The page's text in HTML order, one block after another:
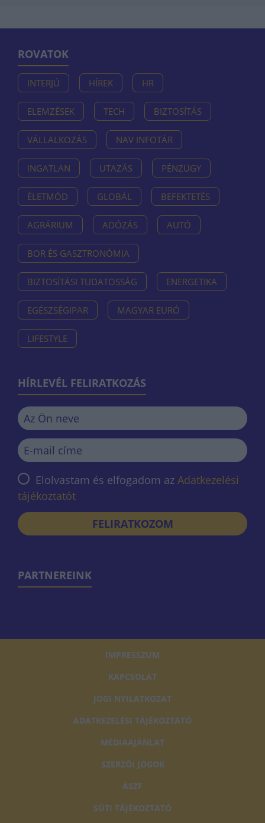
ROVATOK
INTERJÚ HÍREK HR
ELEMZÉSEK TECH BIZTOSÍTÁS
VÁLLALKOZÁS NAV INFOTÁR
INGATLAN UTAZÁS PÉNZÜGY
ÉLETMÓD GLOBÁL BEFEKTETÉS
AGRÁRIUM ADÓZÁS AUTÓ
BOR ÉS GASZTRONÓMIA
BIZTOSÍTÁSI TUDATOSSÁG ENERGETIKA
EGÉSZSÉGIPAR MAGYAR EURÓ
LIFESTYLE
HÍRLEVÉL FELIRATKOZÁS
Elolvastam és elfogadom az Adatkezelési
tájékoztatót
FELIRATKOZOM
PARTNEREINK
IMPRESSZUM
KAPCSOLAT
JOGI NYILATKOZAT
ADATKEZELÉSI TÁJÉKOZTATÓ
MÉDIAAJÁNLAT
SZERZŐI JOGOK
ÁSZF
SÜTI TÁJÉKOZTATÓ